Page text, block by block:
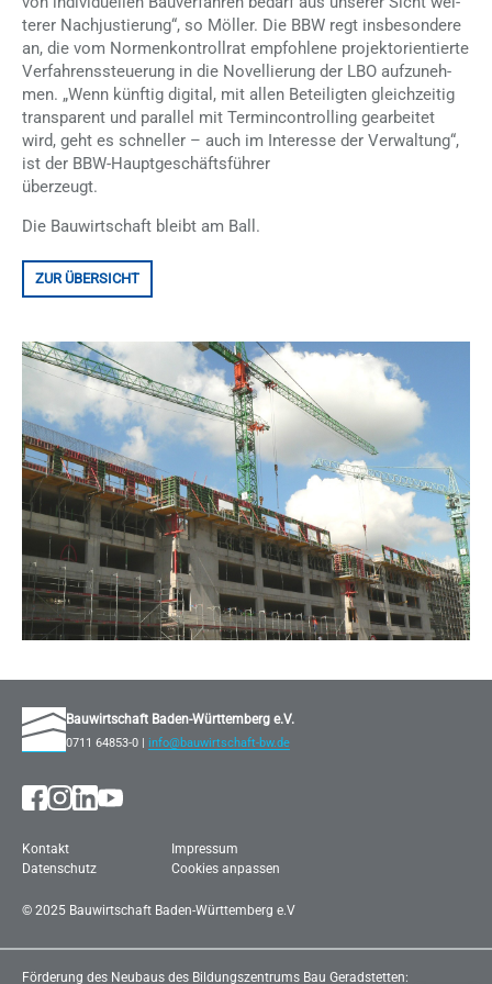
te­rer Nach­jus­tie­rung“, so Möl­ler. Die BBW regt ins­be­son­de­re
an, die vom Nor­men­kon­troll­rat emp­foh­le­ne pro­jek­t­ori­en­tier­te
Ver­fah­rens­steue­rung in die No­vel­lie­rung der LBO auf­zu­neh­
men. „Wenn künf­tig di­gi­tal, mit al­len Be­tei­lig­ten gleich­zei­tig
trans­pa­rent und par­al­lel mit Ter­min­con­trol­ling ge­ar­bei­tet
wird, geht es schnel­ler – auch im In­ter­es­se der Ver­wal­tung“,
ist der BBW-Haupt­ge­schäfts­füh­rer
über­zeugt.
Die Bau­wirt­schaft bleibt am Ball.
ZUR ÜBERSICHT
Bauwirtschaft Baden-Württemberg e.V.
0711 64853-0 | info@bauwirtschaft-bw.de
Kontakt
Impressum
Datenschutz
Cookies anpassen
© 2025 Bau­wirt­schaft Ba­den-Würt­tem­berg e.V
Förderung des Neubaus des Bildungszentrums Bau Geradstetten: